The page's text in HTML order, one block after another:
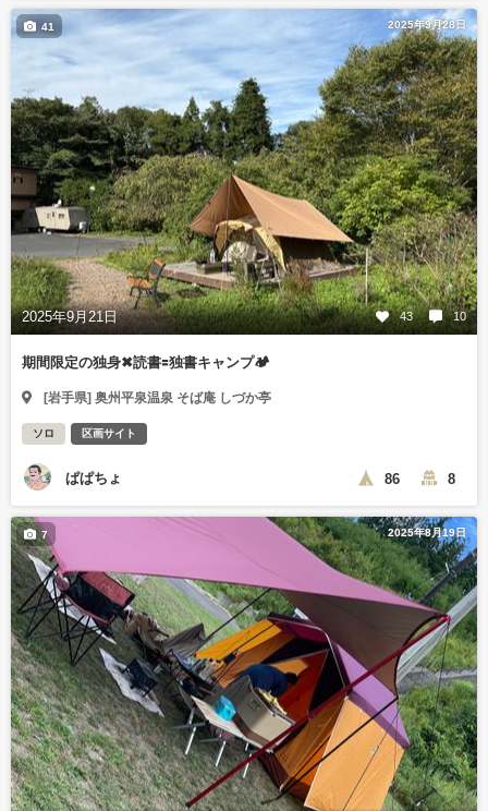
2025年9月28日
2025年9月21日 43 10
41
期間限定の独身✖︎読書🟰独書キャンプ🏕️
[岩手県] 奥州平泉温泉 そば庵 しづか亭
ソロ 区画サイト
ぱぱちょ 86 8
2025年8月19日
7